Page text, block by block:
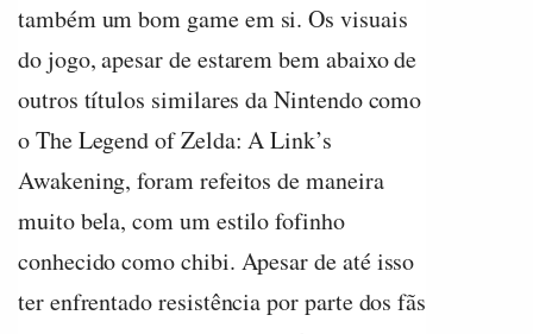
também um bom game em si. Os visuais
do jogo, apesar de estarem bem abaixo de
outros títulos similares da Nintendo como
o The Legend of Zelda: A Link’s
Awakening, foram refeitos de maneira
muito bela, com um estilo fofinho
conhecido como chibi. Apesar de até isso
ter enfrentado resistência por parte dos fãs